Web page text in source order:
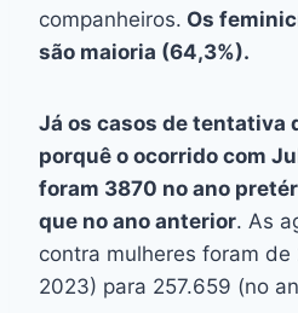
companheiros. Os
são maioria (64,3%).
Já os casos de tentativa
porquê o ocorrido com
foram 3870 no ano
que no ano anterior. As
contra mulheres foram
2023) para 257.659 (no